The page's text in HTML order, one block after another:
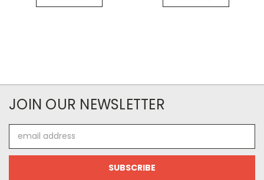
JOIN OUR NEWSLETTER
Address